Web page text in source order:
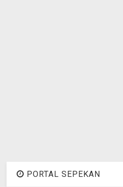
PORTAL SEPEKAN